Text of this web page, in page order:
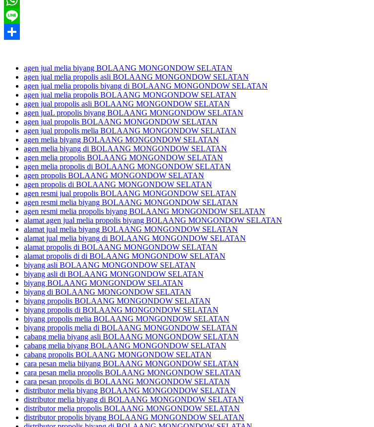
WhatsApp
Line
agen jual melia biyang BOLAANG MONGONDOW SELATAN
agen jual melia propolis asli BOLAANG MONGONDOW SELATAN
agen jual melia propolis biyang di BOLAANG MONGONDOW SELATAN
agen jual melia propolis BOLAANG MONGONDOW SELATAN
agen jual propolis asli BOLAANG MONGONDOW SELATAN
agen juaL propolis biyang BOLAANG MONGONDOW SELATAN
agen jual propolis BOLAANG MONGONDOW SELATAN
agen jual propolis melia BOLAANG MONGONDOW SELATAN
agen melia biyang BOLAANG MONGONDOW SELATAN
agen melia biyang di BOLAANG MONGONDOW SELATAN
agen melia propolis BOLAANG MONGONDOW SELATAN
agen melia propolis di BOLAANG MONGONDOW SELATAN
agen propolis BOLAANG MONGONDOW SELATAN
agen propolis di BOLAANG MONGONDOW SELATAN
agen resmi jual propolis BOLAANG MONGONDOW SELATAN
agen resmi melia biyang BOLAANG MONGONDOW SELATAN
agen resmi melia propolis biyang BOLAANG MONGONDOW SELATAN
alamat agen jual melia propolis biyang BOLAANG MONGONDOW SELATAN
alamat jual melia biyang BOLAANG MONGONDOW SELATAN
alamat jual melia biyang di BOLAANG MONGONDOW SELATAN
alamat propolis di BOLAANG MONGONDOW SELATAN
alamat propolis di di BOLAANG MONGONDOW SELATAN
biyang asli BOLAANG MONGONDOW SELATAN
biyang asli di BOLAANG MONGONDOW SELATAN
biyang BOLAANG MONGONDOW SELATAN
biyang di BOLAANG MONGONDOW SELATAN
biyang propolis BOLAANG MONGONDOW SELATAN
biyang propolis di BOLAANG MONGONDOW SELATAN
biyang propolis melia BOLAANG MONGONDOW SELATAN
biyang propolis melia di BOLAANG MONGONDOW SELATAN
cabang melia biyang asli BOLAANG MONGONDOW SELATAN
cabang melia biyang BOLAANG MONGONDOW SELATAN
cabang propolis BOLAANG MONGONDOW SELATAN
cara pesan melia biiyang BOLAANG MONGONDOW SELATAN
cara pesan melia propolis BOLAANG MONGONDOW SELATAN
cara pesan propolis di BOLAANG MONGONDOW SELATAN
distributor melia biyang BOLAANG MONGONDOW SELATAN
distributor melia biyang di BOLAANG MONGONDOW SELATAN
distributor melia propolis BOLAANG MONGONDOW SELATAN
distributor propolis biyang BOLAANG MONGONDOW SELATAN